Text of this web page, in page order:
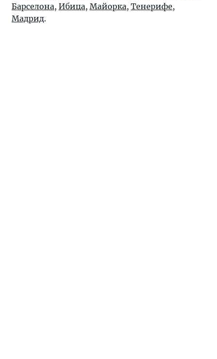
Барселона, Ибица, Майорка, Тенерифе,
Мадрид.